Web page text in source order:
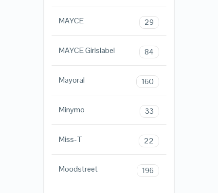
MAYCE 29
MAYCE Girlslabel 84
Mayoral 160
Minymo 33
Miss-T 22
Moodstreet 196